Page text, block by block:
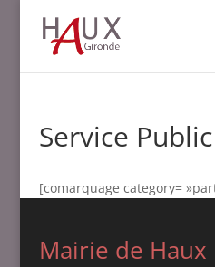
Service Public
[comarquage category=
Mairie de Haux